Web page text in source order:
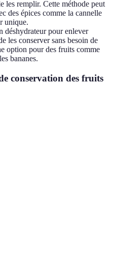
les remplir. Cette méthode peut
des épices comme la cannelle
unique.
déshydrateur pour enlever
les conserver sans besoin de
option pour des fruits comme
bananes.
conservation des fruits